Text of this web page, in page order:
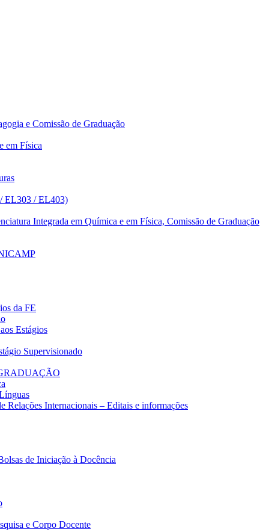
e Comissão de Graduação
em Física
EL303 / EL403)
Integrada em Química e em Física, Comissão de Graduação
da FE
Estágios
Supervisionado
Relações Internacionais – Editais e informações
de Iniciação à Docência
e Corpo Docente